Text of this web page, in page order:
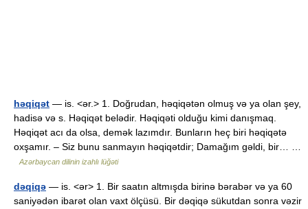
həqiqət — is. <ər.> 1. Doğrudan, həqiqətən olmuş və ya olan şey,
hadisə və s. Həqiqət belədir. Həqiqəti olduğu kimi danışmaq.
Həqiqət acı da olsa, demək lazımdır. Bunların heç biri həqiqətə
oxşamır. – Siz bunu sanmayın həqiqətdir; Damağım gəldi, bir… …
Azərbaycan dilinin izahlı lüğəti
dəqiqə — is. <ər> 1. Bir saatın altmışda birinə bərabər və ya 60
saniyədən ibarət olan vaxt ölçüsü. Bir dəqiqə sükutdan sonra vəzir